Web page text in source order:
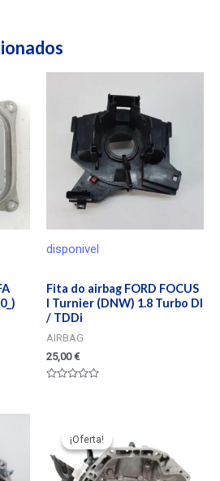
disponivel
Fita do airbag FORD FOCUS
I Turnier (DNW) 1.8 Turbo DI
/ TDDi
AIRBAG
25,00€
¡Oferta!
¡Oferta!